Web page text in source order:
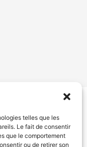
telles que les
Le fait de consentir
que le comportement
ou de retirer son